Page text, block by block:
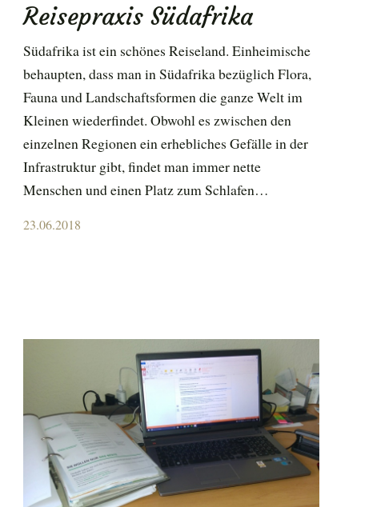
Reisepraxis Südafrika
Südafrika ist ein schönes Reiseland. Einheimische
behaupten, dass man in Südafrika bezüglich Flora,
Fauna und Landschaftsformen die ganze Welt im
Kleinen wiederfindet. Obwohl es zwischen den
einzelnen Regionen ein erhebliches Gefälle in der
Infrastruktur gibt, findet man immer nette
Menschen und einen Platz zum Schlafen…
Posted
23.06.2018